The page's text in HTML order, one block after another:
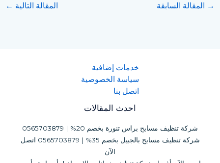
→ المقالة السابقة المقالة التالية ←
خدمات إضافية
سياسة الخصوصية
اتصل بنا
احدث المقالات
شركة تنظيف مسابح براس تنورة بخصم 20% | 0565703879
شركة تنظيف مسابح بالجبيل بخصم 35% | 0565703879 اتصل
الآن